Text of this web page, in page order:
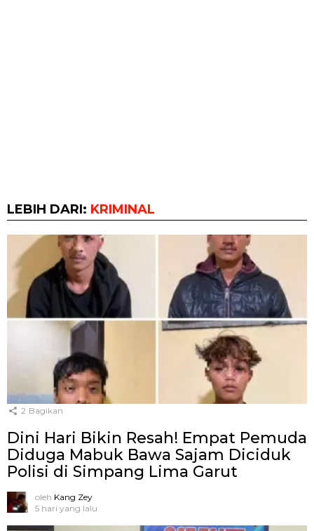
LEBIH DARI: KRIMINAL
2 Bagikan
Dini Hari Bikin Resah! Empat Pemuda
Diduga Mabuk Bawa Sajam Diciduk
Polisi di Simpang Lima Garut
oleh Kang Zey
5 hari yang lalu